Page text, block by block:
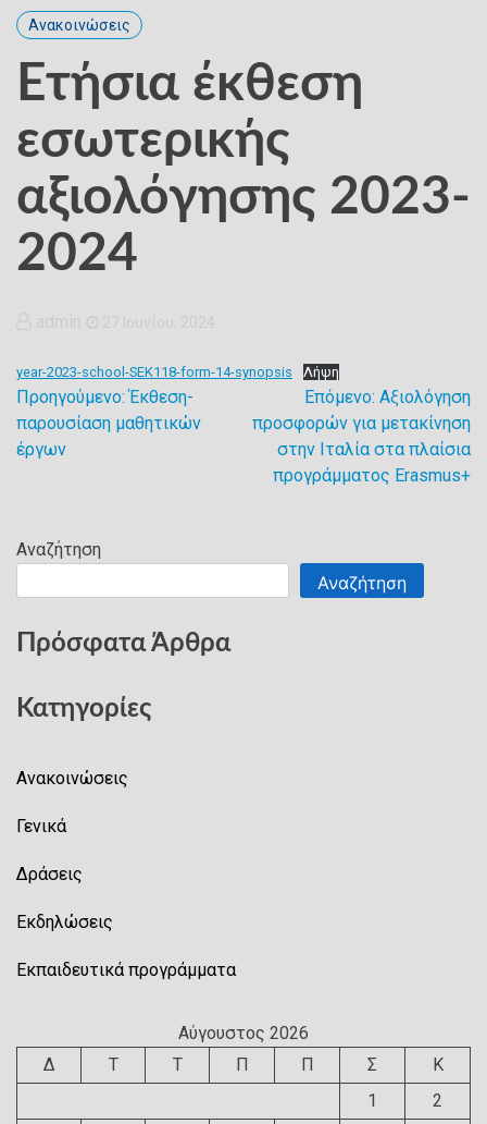
Ανακοινώσεις
Ετήσια έκθεση
εσωτερικής
αξιολόγησης 2023-
2024
year-2023-school-SEK118-form-14-synopsis Λήψη
Πλοήγηση
άρθρων
Προηγούμενο: Έκθεση-
παρουσίαση μαθητικών
έργων
Επόμενο: Αξιολόγηση
προσφορών για μετακίνηση
στην Ιταλία στα πλαίσια
προγράμματος Erasmus+
Αναζήτηση
Αναζήτηση
Πρόσφατα Άρθρα
Κατηγορίες
Ανακοινώσεις
Γενικά
Δράσεις
Εκδηλώσεις
Εκπαιδευτικά προγράμματα
Αύγουστος 2026
Δ
Τ Τ Π Π Σ
Κ
1
2